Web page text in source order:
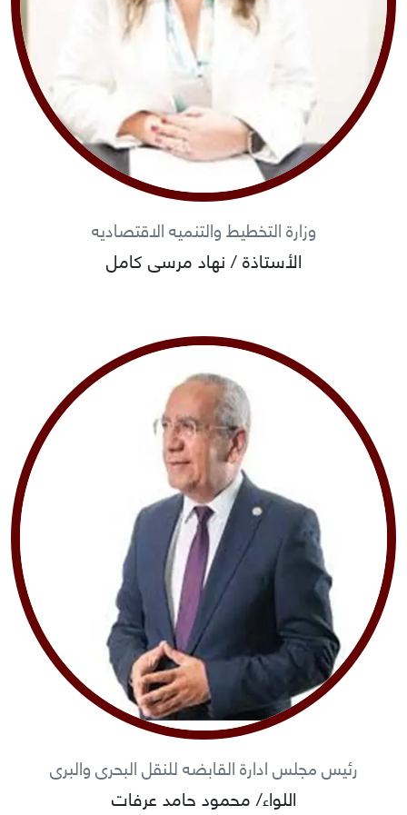
وزارة التخطيط والتنميه الاقتصاديه
الأستاذة / نهاد مرسى كامل
رئيس مجلس ادارة القابضه للنقل البحرى والبرى
اللواء/ محمود حامد عرفات